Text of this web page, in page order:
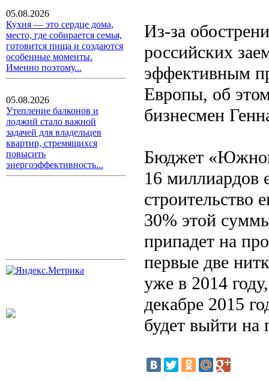
05.08.2026
Кухня — это сердце дома,
место, где собирается семья,
готовится пища и создаются
особенные моменты.
Именно поэтому...
05.08.2026
Утепление балконов и
лоджий стало важной
задачей для владельцев
квартир, стремящихся
повысить
энергоэффективность...
Из-за
российских
эффективным
Европы, об
бизнесмен
Бюджет
16 миллиардов
строительство
30% этой
припадет на
первые две
уже в 2014
декабре 2015
будет выйти